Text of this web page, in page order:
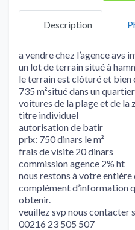
Description
a vendre chez l’agence avs
un lot de terrain situé à
le terrain est clôturé et bien
735 m²situé dans un
voitures de la plage et de la
titre individuel
autorisation de batir
prix: 750 dinars le m²
frais de visite 20 dinars
commission agence 2% ht
nous restons à votre
complément d’information
obtenir.
veuillez svp nous contacter
00216 23 505 507